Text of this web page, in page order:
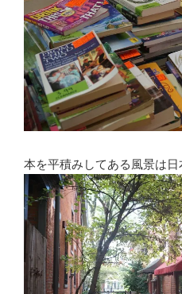
本を平積みしてある風景は日